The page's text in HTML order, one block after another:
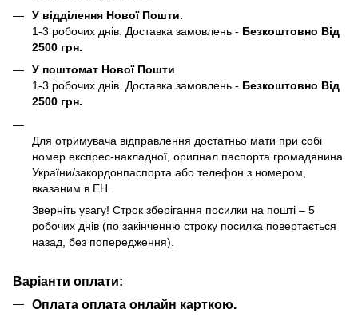
У відділення Нової Пошти.
1-3 робочих днів. Доставка замовлень - Безкоштовно Від
2500 грн.
У поштомат Нової Пошти
1-3 робочих днів. Доставка замовлень - Безкоштовно Від
2500 грн.
Для отримувача відправлення достатньо мати при собі
номер експрес-накладної, оригінал паспорта громадянина
України/закордонпаспорта або телефон з номером,
вказаним в ЕН.
Зверніть увагу! Строк зберігання посилки на пошті – 5
робочих днів (по закінченню строку посилка повертається
назад, без попередження).
Варіанти оплати:
Оплата оплата онлайн карткою.